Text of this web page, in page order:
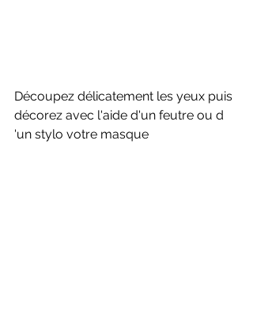
Découpez délicatement les yeux puis
décorez avec l'aide d'un feutre ou d
'un stylo votre masque